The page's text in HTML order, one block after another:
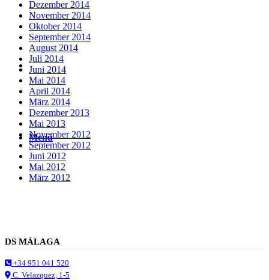
Suche
MenüMenü
Dezember 2014
November 2014
Oktober 2014
September 2014
August 2014
Juli 2014
Juni 2014
Mai 2014
April 2014
März 2014
Dezember 2013
Mai 2013
November 2012
September 2012
Juni 2012
Mai 2012
März 2012
DS MÁLAGA
+34 951 041 520
C. Velazquez, 1-5